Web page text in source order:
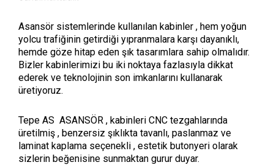
Asansör sistemlerinde kullanılan kabinler , hem yoğun
yolcu trafiğinin getirdiği yıpranmalara karşı dayanıklı,
hemde göze hitap eden şık tasarımlara sahip olmalıdır.
Bizler kabinlerimizi bu iki noktaya fazlasıyla dikkat
ederek ve teknolojinin son imkanlarını kullanarak
üretiyoruz.
Tepe AS ASANSÖR , kabinleri CNC tezgahlarında
üretilmiş , benzersiz şıklıkta tavanlı, paslanmaz ve
laminat kaplama seçenekli , estetik butonyeri olarak
sizlerin beğenisine sunmaktan gurur duyar.